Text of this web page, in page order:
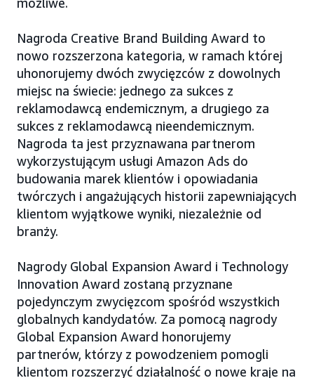
Nagroda Creative Brand Building Award to
nowo rozszerzona kategoria, w ramach której
uhonorujemy dwóch zwycięzców z dowolnych
miejsc na świecie: jednego za sukces z
reklamodawcą endemicznym, a drugiego za
sukces z reklamodawcą nieendemicznym.
Nagroda ta jest przyznawana partnerom
wykorzystującym usługi Amazon Ads do
budowania marek klientów i opowiadania
twórczych i angażujących historii zapewniających
klientom wyjątkowe wyniki, niezależnie od
branży.
Nagrody Global Expansion Award i Technology
Innovation Award zostaną przyznane
pojedynczym zwycięzcom spośród wszystkich
globalnych kandydatów. Za pomocą nagrody
Global Expansion Award honorujemy
partnerów, którzy z powodzeniem pomogli
klientom rozszerzyć działalność o nowe kraje na